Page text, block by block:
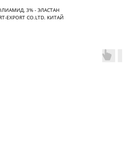
3% - ЭЛАСТАН
EXPORT CO.LTD. КИТАЙ